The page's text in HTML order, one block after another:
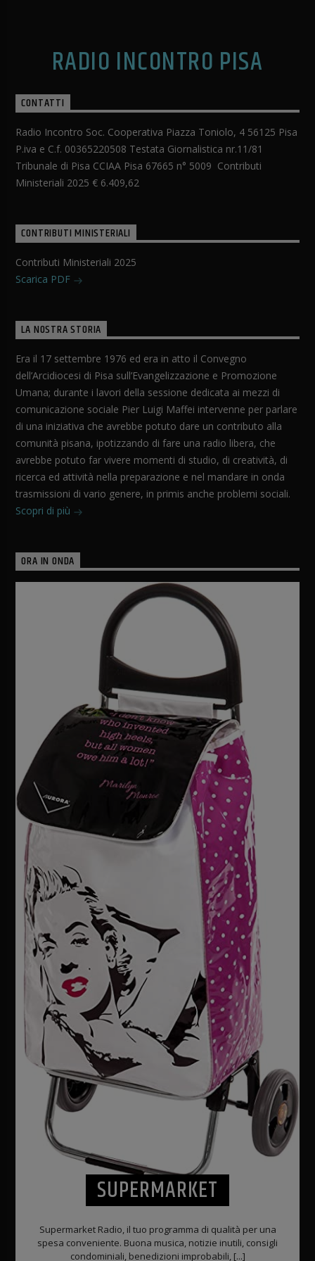
RADIO INCONTRO PISA
CONTATTI
Radio Incontro Soc. Cooperativa Piazza Toniolo, 4 56125 Pisa
P.iva e C.f. 00365220508 Testata Giornalistica nr.11/81
Tribunale di Pisa CCIAA Pisa 67665 n° 5009 Contributi
Ministeriali 2025 € 6.409,62
CONTRIBUTI MINISTERIALI
Contributi Ministeriali 2025
Scarica PDF
LA NOSTRA STORIA
Era il 17 settembre 1976 ed era in atto il Convegno
dell’Arcidiocesi di Pisa sull’Evangelizzazione e Promozione
Umana; durante i lavori della sessione dedicata ai mezzi di
comunicazione sociale Pier Luigi Maffei intervenne per parlare
di una iniziativa che avrebbe potuto dare un contributo alla
comunità pisana, ipotizzando di fare una radio libera, che
avrebbe potuto far vivere momenti di studio, di creatività, di
ricerca ed attività nella preparazione e nel mandare in onda
trasmissioni di vario genere, in primis anche problemi sociali.
Scopri di più
ORA IN ONDA
SUPERMARKET
Supermarket Radio, il tuo programma di qualità per una
spesa conveniente. Buona musica, notizie inutili, consigli
condominiali, benedizioni improbabili, [...]